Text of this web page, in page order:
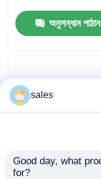
উদ্ধৃতির জন্য আবেদন
নিরাপত্তা চশমা গগলস
অনুসন্ধান পাঠান
পোলারাইজড পুরুষদের
sales
Good day, what
for?